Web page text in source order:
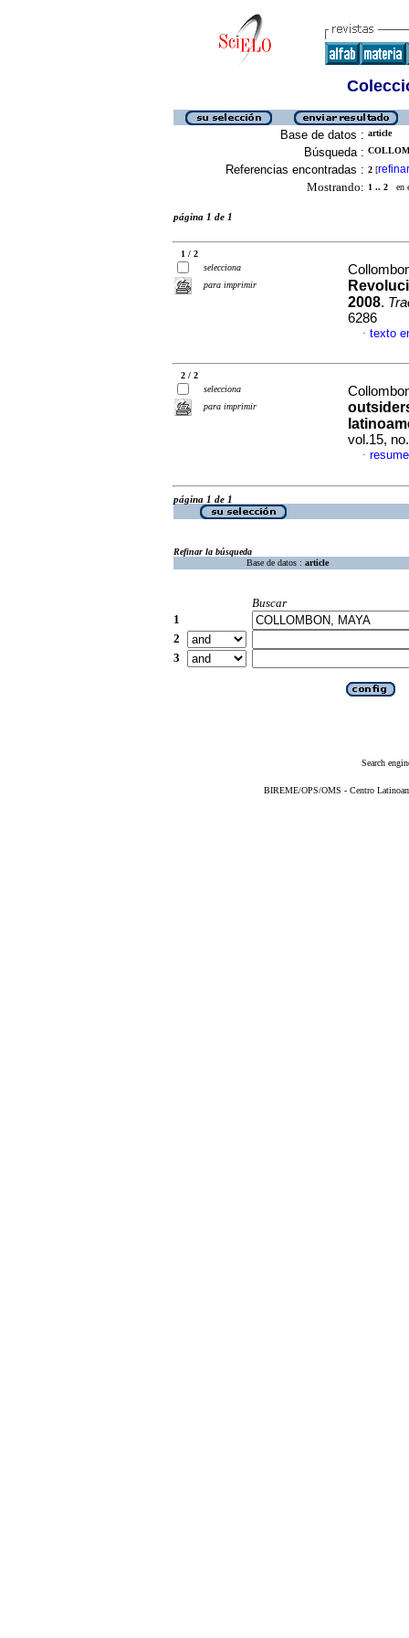
Base de datos : article
Búsqueda :
Referencias encontradas : 2 [refinar
Mostrando: 1 .. 2 en
página 1 de 1
1 / 2
selecciona
para imprimir
2008.
6286
· texto
2 / 2
selecciona
para imprimir
vol.15,
·
página 1 de 1
Refinar la búsqueda
Base de datos : article
Buscar
1
2
3
Search
BIREME/OPS/OMS - Centro